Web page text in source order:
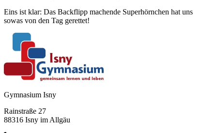
Eins ist klar: Das Backflipp machende Superhörnchen hat uns
sowas von den Tag gerettet!
Gymnasium Isny
Rainstraße 27
88316 Isny im Allgäu